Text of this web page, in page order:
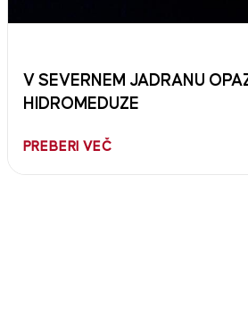
V SEVERNEM JADRANU
HIDROMEDUZE
PREBERI VEČ